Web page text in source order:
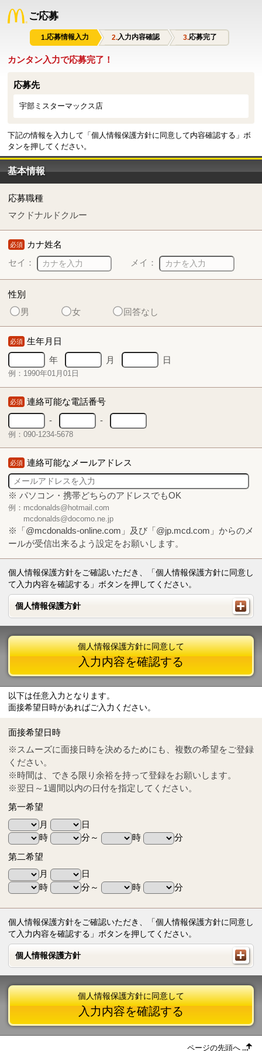
ご応募
応募情報入力 入力内容確認 応募完了
カンタン入力で応募完了！
応募先
宇部ミスターマックス店
下記の情報を入力して「個人情報保護方針に同意して内容確認する」ボ
タンを押してください。
基本情報
応募職種
マクドナルドクルー
必須 カナ姓名
セイ：
メイ：
性別
男
女 回答なし
必須 生年月日
年
月 日
例：1990年01月01日
必須 連絡可能な電話番号
-
-
例：090-1234-5678
必須 連絡可能なメールアドレス
※ パソコン・携帯どちらのアドレスでもOK
例：mcdonalds@hotmail.com
mcdonalds@docomo.ne.jp
※「@mcdonalds-online.com」及び「@jp.mcd.com」からのメ
ールが受信出来るよう設定をお願いします。
個人情報保護方針をご確認いただき、「個人情報保護方針に同意し
て入力内容を確認する」ボタンを押してください。
個人情報保護方針
個人情報保護方針
Tel
0570-55-0314
個人情報保護方針に同意して
入力内容を確認する
以下は任意入力となります。
面接希望日時があればご入力ください。
面接希望日時
※スムーズに面接日時を決めるためにも、複数の希望をご登録
ください。
※時間は、できる限り余裕を持って登録をお願いします。
※翌日～1週間以内の日付を指定してください。
第一希望
月
日
時
分～ 時
分
第二希望
月
日
時
分～ 時 分
個人情報保護方針をご確認いただき、「個人情報保護方針に同意し
て入力内容を確認する」ボタンを押してください。
個人情報保護方針
個人情報保護方針
個人情報保護方針に同意して
入力内容を確認する
ページの先頭へ